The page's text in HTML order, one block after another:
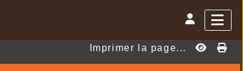
Imprimer la page...